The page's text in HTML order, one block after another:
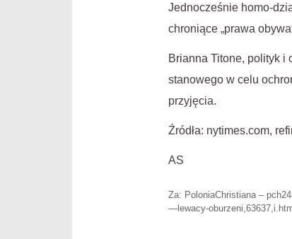
Jednocześnie homo-
chroniące „prawa
Brianna Titone, polityk i
stanowego w celu
przyjęcia.
Źródła: nytimes.com,
AS
Za: PoloniaChristiana –
—lewacy-